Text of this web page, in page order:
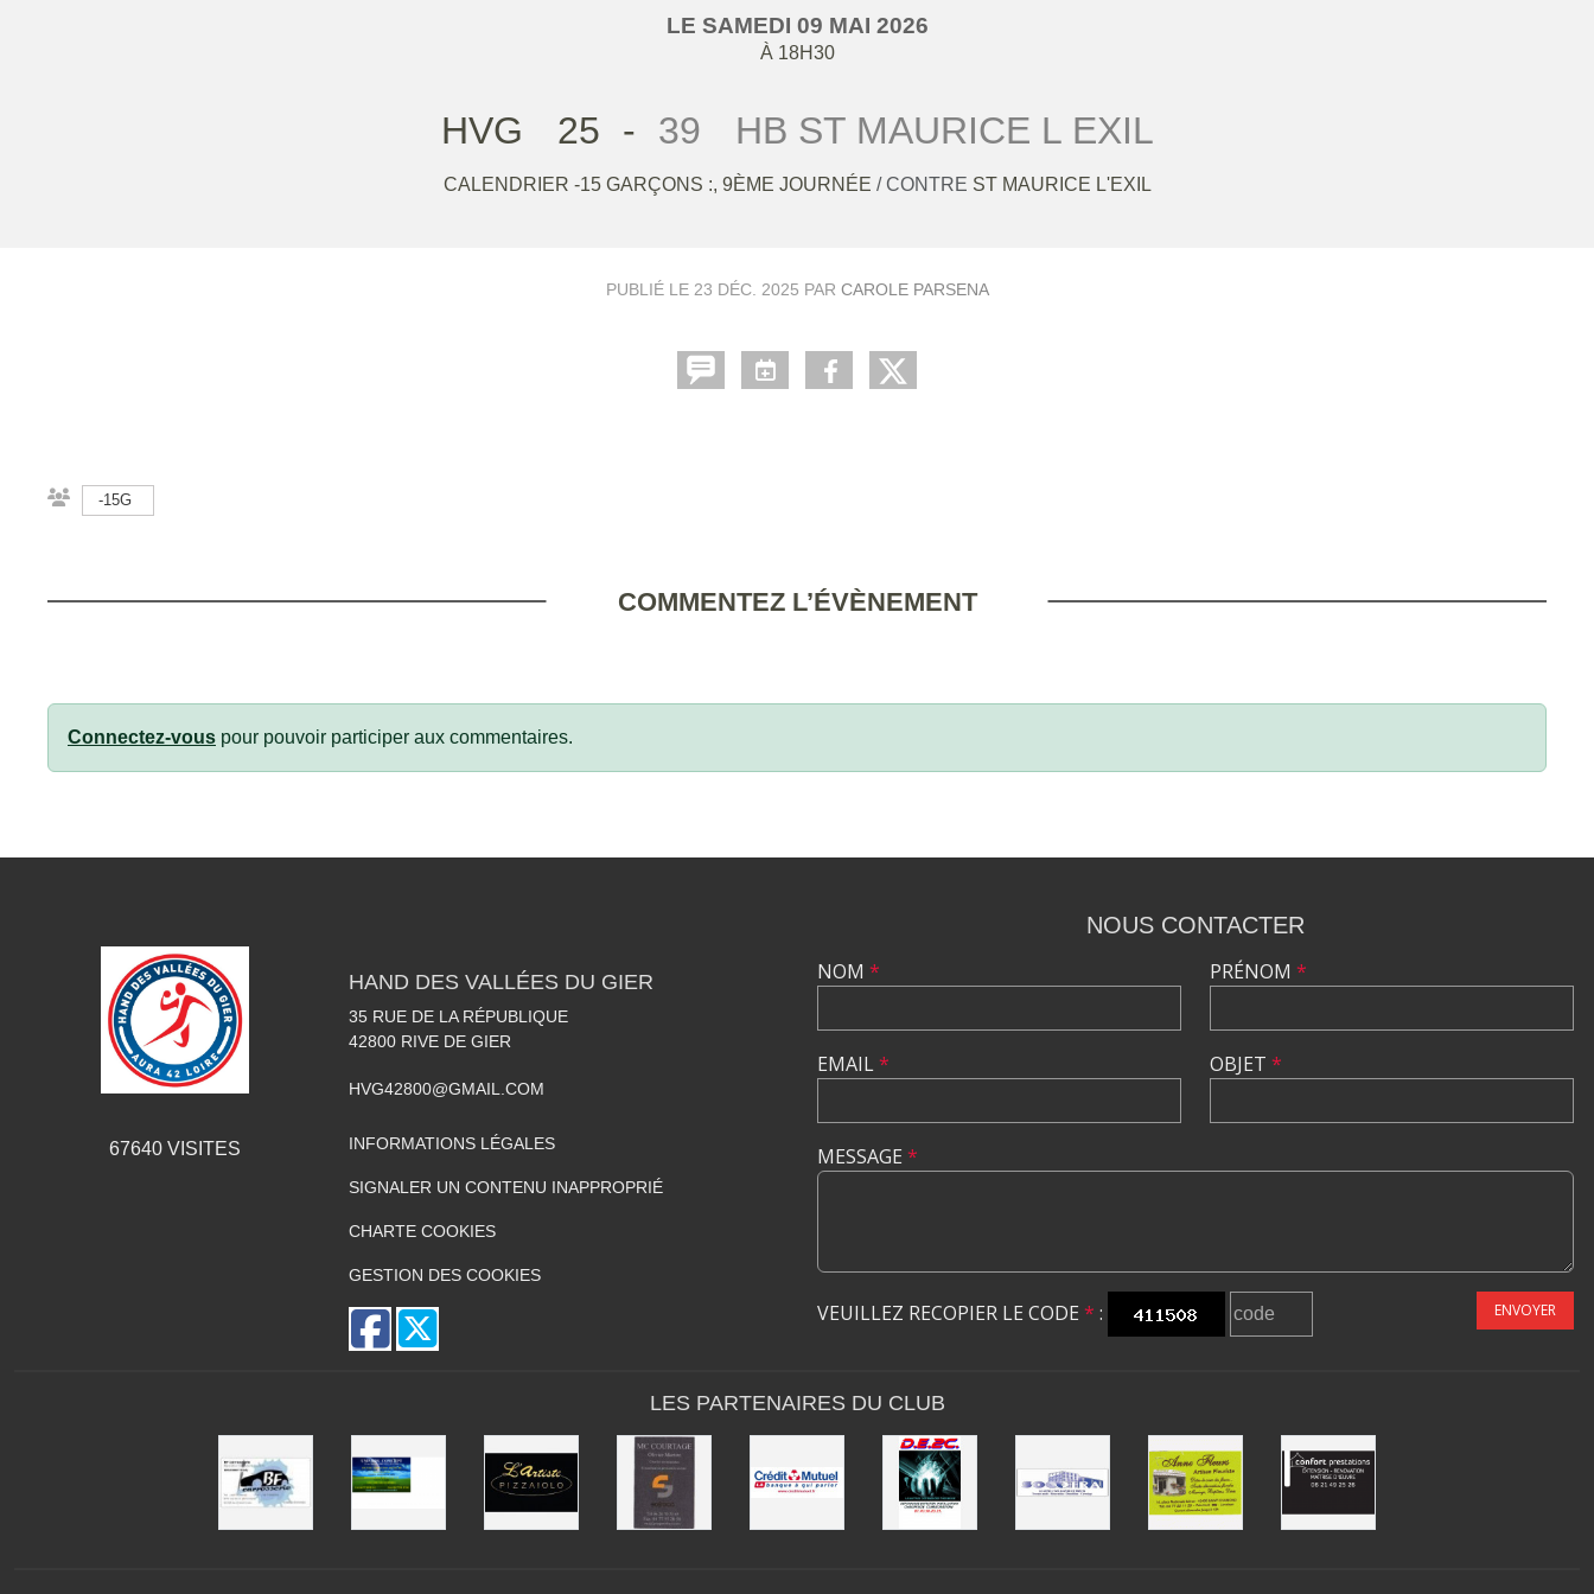
LE SAMEDI 09 MAI 2026
À 18H30
HVG 25 - 39 HB ST MAURICE L EXIL
CALENDRIER -15 GARÇONS :, 9ÈME JOURNÉE / CONTRE ST MAURICE L'EXIL
PUBLIÉ LE 23 DÉC. 2025 PAR CAROLE PARSENA
-15G
COMMENTEZ L’ÉVÈNEMENT
Connectez-vous pour pouvoir participer aux commentaires.
67640VISITES
HAND DES VALLÉES DU GIER
35 RUE DE LA RÉPUBLIQUE
42800 RIVE DE GIER
HVG42800@GMAIL.COM
INFORMATIONS LÉGALES
SIGNALER UN CONTENU INAPPROPRIÉ
CHARTE COOKIES
GESTION DES COOKIES
NOUS CONTACTER
NOM *
EMAIL*
PRÉNOM *
OBJET *
MESSAGE *
VEUILLEZ RECOPIER LE CODE * : ENVOYER
LES PARTENAIRES DU CLUB